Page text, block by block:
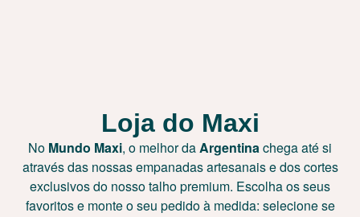
Loja do Maxi
No Mundo Maxi, o melhor daArgentinachega até si
através das nossas empanadas artesanais e dos cortes
exclusivos do nosso talho premium. Escolha os seus
favoritos e monte o seu pedido à medida: selecione se